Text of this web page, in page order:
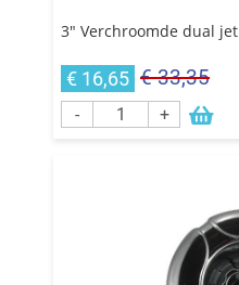
3" Verchroomde dual jet
€ 16,65 € 33,35
- +